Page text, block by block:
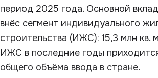
период 2025 года. Основной
внёс сегмент индивидуального
строительства (ИЖС): 15,3 млн кв.
ИЖС в последние годы
общего объёма ввода в стране.